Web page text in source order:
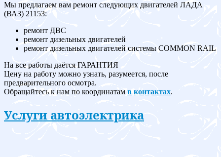
Мы предлагаем вам ремонт следующих двигателей ЛАДА
(ВАЗ) 21153:
ремонт ДВС
ремонт дизельных двигателей
ремонт дизельных двигателей системы COMMON RAIL
На все работы даётся ГАРАНТИЯ
Цену на работу можно узнать, разумеется, после
предварительного осмотра.
Обращайтесь к нам по координатам в контактах.
Услуги автоэлектрика